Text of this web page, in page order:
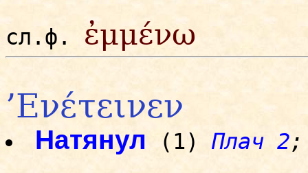
сл.ф. ἐμμένω
’Ενέτεινεν
Натянул (1) Плач 2;